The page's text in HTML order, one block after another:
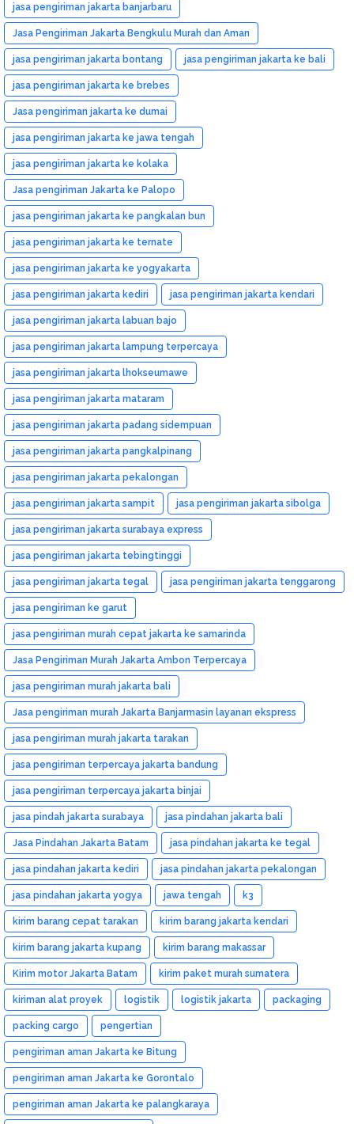
jasa pengiriman jakarta banjarbaru
Jasa Pengiriman Jakarta Bengkulu Murah dan Aman
jasa pengiriman jakarta bontang jasa pengiriman jakarta ke bali
jasa pengiriman jakarta ke brebes
Jasa pengiriman jakarta ke dumai
jasa pengiriman jakarta ke jawa tengah
jasa pengiriman jakarta ke kolaka
Jasa pengiriman Jakarta ke Palopo
jasa pengiriman jakarta ke pangkalan bun
jasa pengiriman jakarta ke ternate
jasa pengiriman jakarta ke yogyakarta
jasa pengiriman jakarta kediri jasa pengiriman jakarta kendari
jasa pengiriman jakarta labuan bajo
jasa pengiriman jakarta lampung terpercaya
jasa pengiriman jakarta lhokseumawe
jasa pengiriman jakarta mataram
jasa pengiriman jakarta padang sidempuan
jasa pengiriman jakarta pangkalpinang
jasa pengiriman jakarta pekalongan
jasa pengiriman jakarta sampit jasa pengiriman jakarta sibolga
jasa pengiriman jakarta surabaya express
jasa pengiriman jakarta tebingtinggi
jasa pengiriman jakarta tegal jasa pengiriman jakarta tenggarong
jasa pengiriman ke garut
jasa pengiriman murah cepat jakarta ke samarinda
Jasa Pengiriman Murah Jakarta Ambon Terpercaya
jasa pengiriman murah jakarta bali
Jasa pengiriman murah Jakarta Banjarmasin layanan ekspress
jasa pengiriman murah jakarta tarakan
jasa pengiriman terpercaya jakarta bandung
jasa pengiriman terpercaya jakarta binjai
jasa pindah jakarta surabaya jasa pindahan jakarta bali
Jasa Pindahan Jakarta Batam jasa pindahan jakarta ke tegal
jasa pindahan jakarta kediri jasa pindahan jakarta pekalongan
jasa pindahan jakarta yogya jawa tengah k3
kirim barang cepat tarakan kirim barang jakarta kendari
kirim barang jakarta kupang kirim barang makassar
Kirim motor Jakarta Batam kirim paket murah sumatera
kiriman alat proyek logistik logistik jakarta packaging
packing cargo pengertian
pengiriman aman Jakarta ke Bitung
pengiriman aman Jakarta ke Gorontalo
pengiriman aman Jakarta ke palangkaraya